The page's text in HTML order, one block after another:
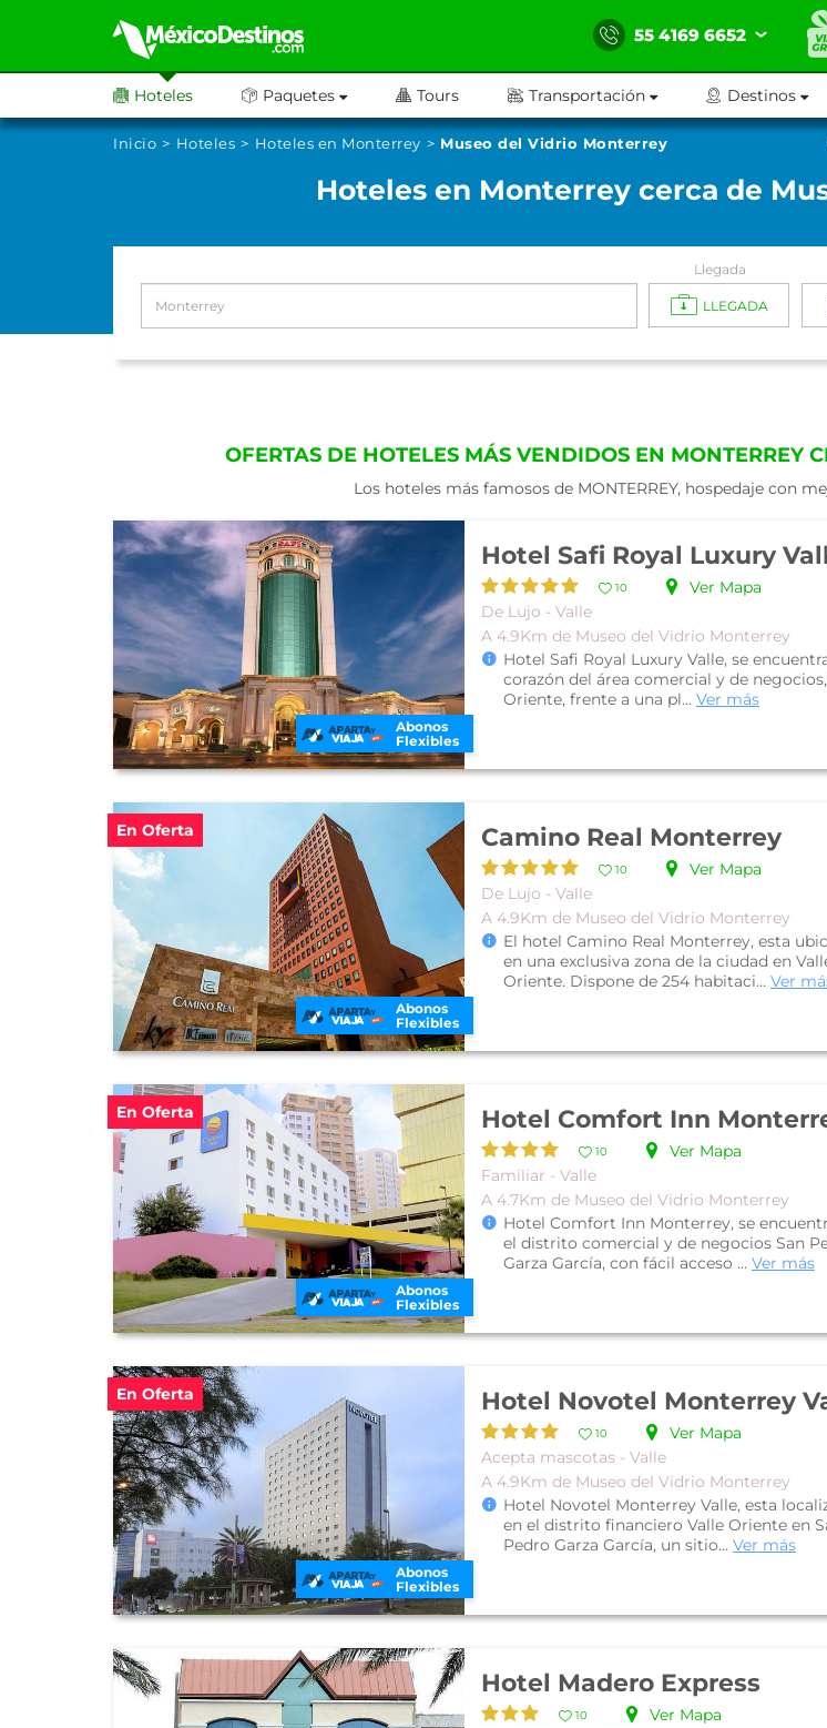
55 4169 6652
Hoteles Paquetes Tours Transportación Destinos
Inicio Hoteles Hoteles en Monterrey Museo del Vidrio Monterrey
Hoteles en Monterrey cerca de
Llegada
LLEGADA
OFERTAS DE HOTELES MÁS VENDIDOS EN MONTERREY
Los hoteles más famosos de MONTERREY, hospedaje con
Abonos
Flexibles
Hotel Safi Royal Luxury
10
Ver Mapa
De Lujo - Valle
A 4.9Km de Museo del Vidrio Monterrey
Hotel Safi Royal Luxury Valle, se
corazón del área comercial y de
Oriente, frente a una pl... Ver más
En Oferta
Abonos
Flexibles
Camino Real Monterrey
10
Ver Mapa
De Lujo - Valle
A 4.9Km de Museo del Vidrio Monterrey
El hotel Camino Real Monterrey, esta
en una exclusiva zona de la ciudad en
Oriente. Dispone de 254 habitaci... Ver
En Oferta
Abonos
Flexibles
Hotel Comfort Inn
10
Ver Mapa
Familiar - Valle
A 4.7Km de Museo del Vidrio Monterrey
Hotel Comfort Inn Monterrey, se
el distrito comercial y de negocios San
Garza García, con fácil acceso ... Ver más
En Oferta
Abonos
Flexibles
Hotel Novotel Monterrey
10
Ver Mapa
Acepta mascotas - Valle
A 4.9Km de Museo del Vidrio Monterrey
Hotel Novotel Monterrey Valle, esta
en el distrito financiero Valle Oriente en
Pedro Garza García, un sitio... Ver más
Hotel Madero Express
10
Ver Mapa